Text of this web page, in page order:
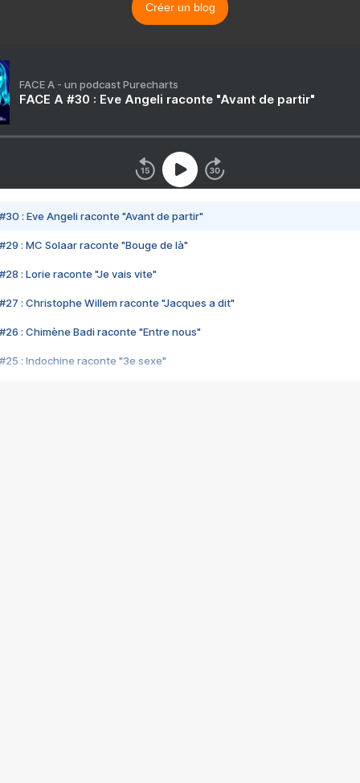
Créer un blog
FACE A - un podcast Purecharts
FACE A #30 : Eve Angeli raconte "Avant de partir"
#30 : Eve Angeli raconte "Avant de partir"
#29 : MC Solaar raconte "Bouge de là"
#28 : Lorie raconte "Je vais vite"
#27 : Christophe Willem raconte "Jacques a dit"
#26 : Chimène Badi raconte "Entre nous"
#25 : Indochine raconte "3e sexe"